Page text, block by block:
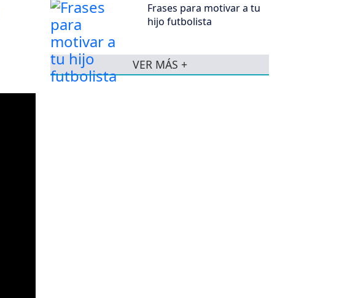
Frases para motivar a tu
hijo futbolista
VER MÁS +